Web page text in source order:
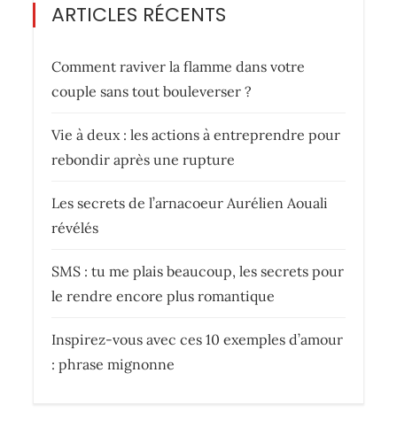
ARTICLES RÉCENTS
Comment raviver la flamme dans votre
couple sans tout bouleverser ?
Vie à deux : les actions à entreprendre pour
rebondir après une rupture
Les secrets de l’arnacoeur Aurélien Aouali
révélés
SMS : tu me plais beaucoup, les secrets pour
le rendre encore plus romantique
Inspirez-vous avec ces 10 exemples d’amour
: phrase mignonne